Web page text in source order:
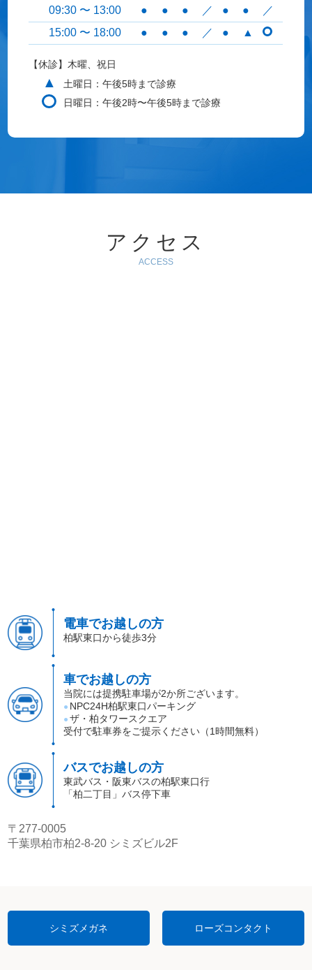
09:30 〜 13:00
● ● ● ／ ● ●
／
15:00 〜 18:00
● ● ● ／ ● ▲
【休診】木曜、祝日
▲
土曜日：午後5時まで診療
日曜日：午後2時〜午後5時まで診療
アクセス
ACCESS
電車でお越しの方
柏駅東口から徒歩3分
車でお越しの方
当院には提携駐車場が2か所ございます。
● NPC24H柏駅東口パーキング
● ザ・柏タワースクエア
受付で駐車券をご提示ください（1時間無料）
バスでお越しの方
東武バス・阪東バスの柏駅東口行
「柏二丁目」バス停下車
〒277-0005
千葉県柏市柏2-8-20 シミズビル2F
シミズメガネ ローズコンタクト